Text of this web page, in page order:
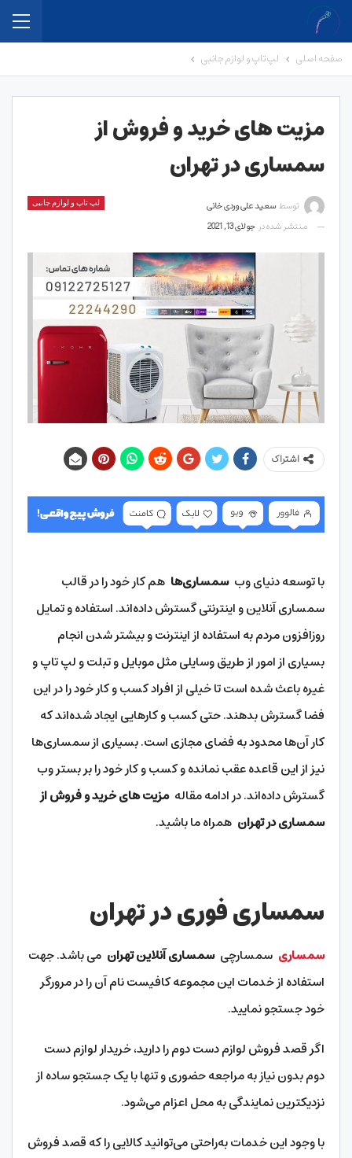
صفحه اصلی لپ تاپ و لوازم جانبی
مزیت های خرید و فروش از
سمساری در تهران
لپ تاپ و لوازم جانبی توسط سعید علی وردی خانی
منتشر شده در جولای 13, 2021
اشتراک
با توسعه دنیای وبسمساری‌ها هم کار خود را در قالب
سمساری آنلاین و اینترنتی گسترش داده‌اند. استفاده و تمایل
روزافزون مردم به استفاده از اینترنت و بیشتر شدن انجام
بسیاری از امور از طریق وسایلی مثل موبایل و تبلت و لپ تاپ و
غیره باعث شده است تا خیلی از افراد کسب و کار خود را در این
فضا گسترش بدهند. حتی کسب و کارهایی ایجاد شده‌اند که
کار آن‌ها محدود به فضای مجازی است. بسیاری از سمساری‌ها
نیز از این قاعده عقب نمانده و کسب و کار خود را بر بستر وب
گسترش داده‌اند. در ادامه مقالهمزیت های خرید و فروش از
سمساری در تهران همراه ما باشید.
سمساری فوری در تهران
سمساری سمسارچیسمساری آنلاین تهران می باشد. جهت
استفاده از خدمات این مجموعه کافیست نام آن را در مرورگر
خود جستجو نمایید.
اگر قصد فروش لوازم دست دوم را دارید، خریدار لوازم دست
دوم بدون نیاز به مراجعه حضوری و تنها با یک جستجو ساده از
نزدیکترین نمایندگی به محل اعزام می‌شود.
با وجود این خدمات به‌راحتی می‌توانید کالایی را که قصد فروش